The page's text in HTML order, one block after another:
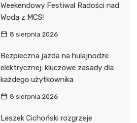
Weekendowy Festiwal Radości nad
Wodą z MCS!
8 sierpnia 2026
Bezpieczna jazda na hulajnodze
elektrycznej: kluczowe zasady dla
każdego użytkownika
8 sierpnia 2026
Leszek Cichoński rozgrzeje